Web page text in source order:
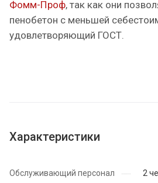
Фомм-Проф, так как они
пенобетон с меньшей
удовлетворяющий ГОСТ.
Характеристики
Обслуживающий персонал
2